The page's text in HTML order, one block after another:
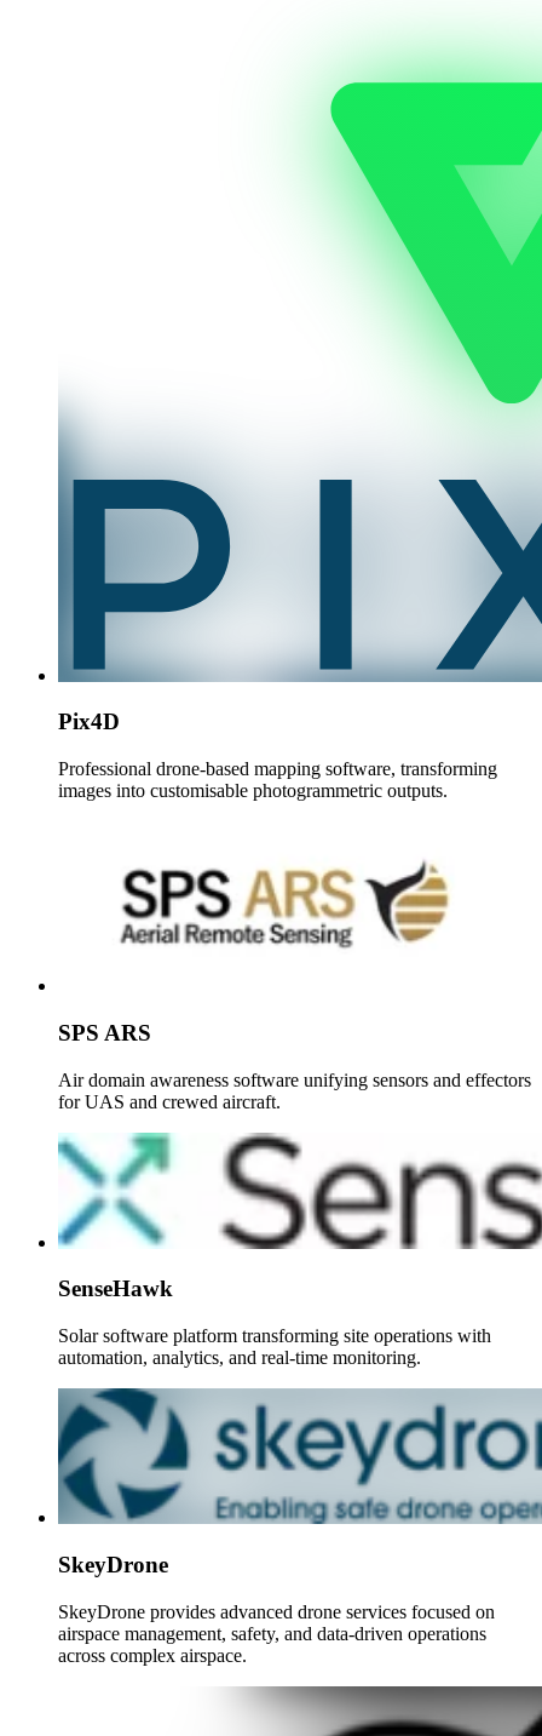
Pix4D
Professional drone-based mapping software, transforming
images into customisable photogrammetric outputs.
SPS ARS
Air domain awareness software unifying sensors and effectors
for UAS and crewed aircraft.
SenseHawk
Solar software platform transforming site operations with
automation, analytics, and real-time monitoring.
SkeyDrone
SkeyDrone provides advanced drone services focused on
airspace management, safety, and data-driven operations
across complex airspace.